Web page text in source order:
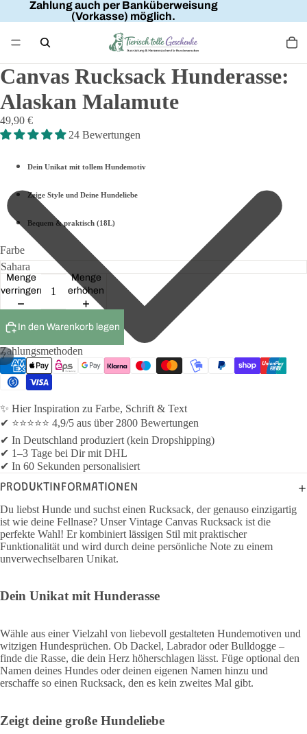
Zahlung auch per Banküberweisung
(Vorkasse) möglich.
7
Canvas Rucksack Hunderasse:
Alaskan Malamute
49,90 €
24 Bewertungen
Dein Unikat mit tollem Hundemotiv
Zeige Style und Deine Hundeliebe
Bequem & praktisch (18L)
Farbe
Menge
verringern
Menge
erhöhen
In den Warenkorb legen
Zahlungsmethoden
✨ Hier Inspiration zu Farbe, Schrift & Text
✔ ⭐⭐⭐⭐⭐ 4,9/5 aus über 2800 Bewertungen
✔ In Deutschland produziert (kein Dropshipping)
✔ 1–3 Tage bei Dir mit DHL
✔ In 60 Sekunden personalisiert
PRODUKTINFORMATIONEN
Du liebst Hunde und suchst einen Rucksack, der genauso einzigartig
ist wie deine Fellnase? Unser Vintage Canvas Rucksack ist die
perfekte Wahl! Er kombiniert lässigen Stil mit praktischer
Funktionalität und wird durch deine persönliche Note zu einem
unverwechselbaren Unikat.
Dein Unikat mit Hunderasse
Wähle aus einer Vielzahl von liebevoll gestalteten Hundemotiven und
witzigen Hundesprüchen. Ob Dackel, Labrador oder Bulldogge –
finde die Rasse, die dein Herz höherschlagen lässt. Füge optional den
Namen deines Hundes oder deinen eigenen Namen hinzu und
erschaffe so einen Rucksack, den es kein zweites Mal gibt.
Zeigt deine große Hundeliebe